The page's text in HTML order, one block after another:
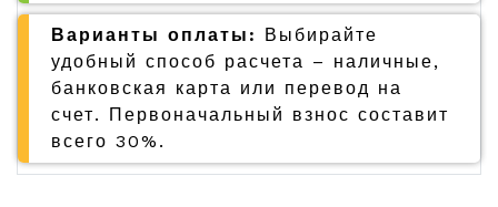
Варианты оплаты: Выбирайте
удобный способ расчета – наличные,
банковская карта или перевод на
счет. Первоначальный взнос составит
всего 30%.